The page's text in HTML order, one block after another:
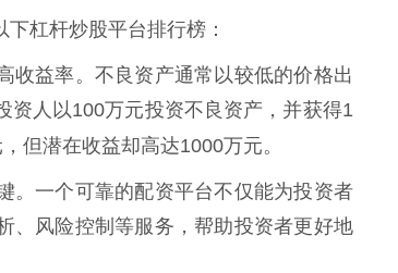
杠杆炒股平台排行榜：
收益率。不良资产通常以较低的价格出
资人以100万元投资不良资产，并获得1
但潜在收益却高达1000万元。
。一个可靠的配资平台不仅能为投资者
、风险控制等服务，帮助投资者更好地